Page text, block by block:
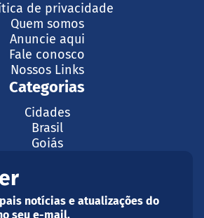
de privacidade
Quem somos
Anuncie aqui
Fale conosco
Nossos Links
Categorias
Cidades
Brasil
Goiás
notícias e atualizações do
seu e-mail.